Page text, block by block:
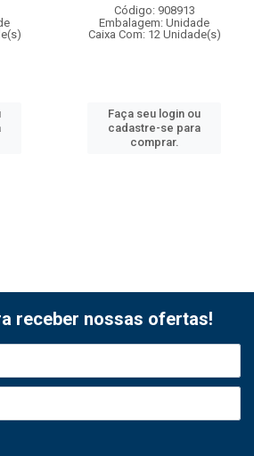
Código: 908913
Embalagem: Unidade
Caixa Com: 12 Unidade(s)
Faça seu login ou
cadastre-se para
comprar.
receber nossas ofertas!